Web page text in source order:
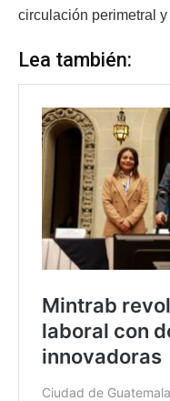
circulación perimetral
Lea también: